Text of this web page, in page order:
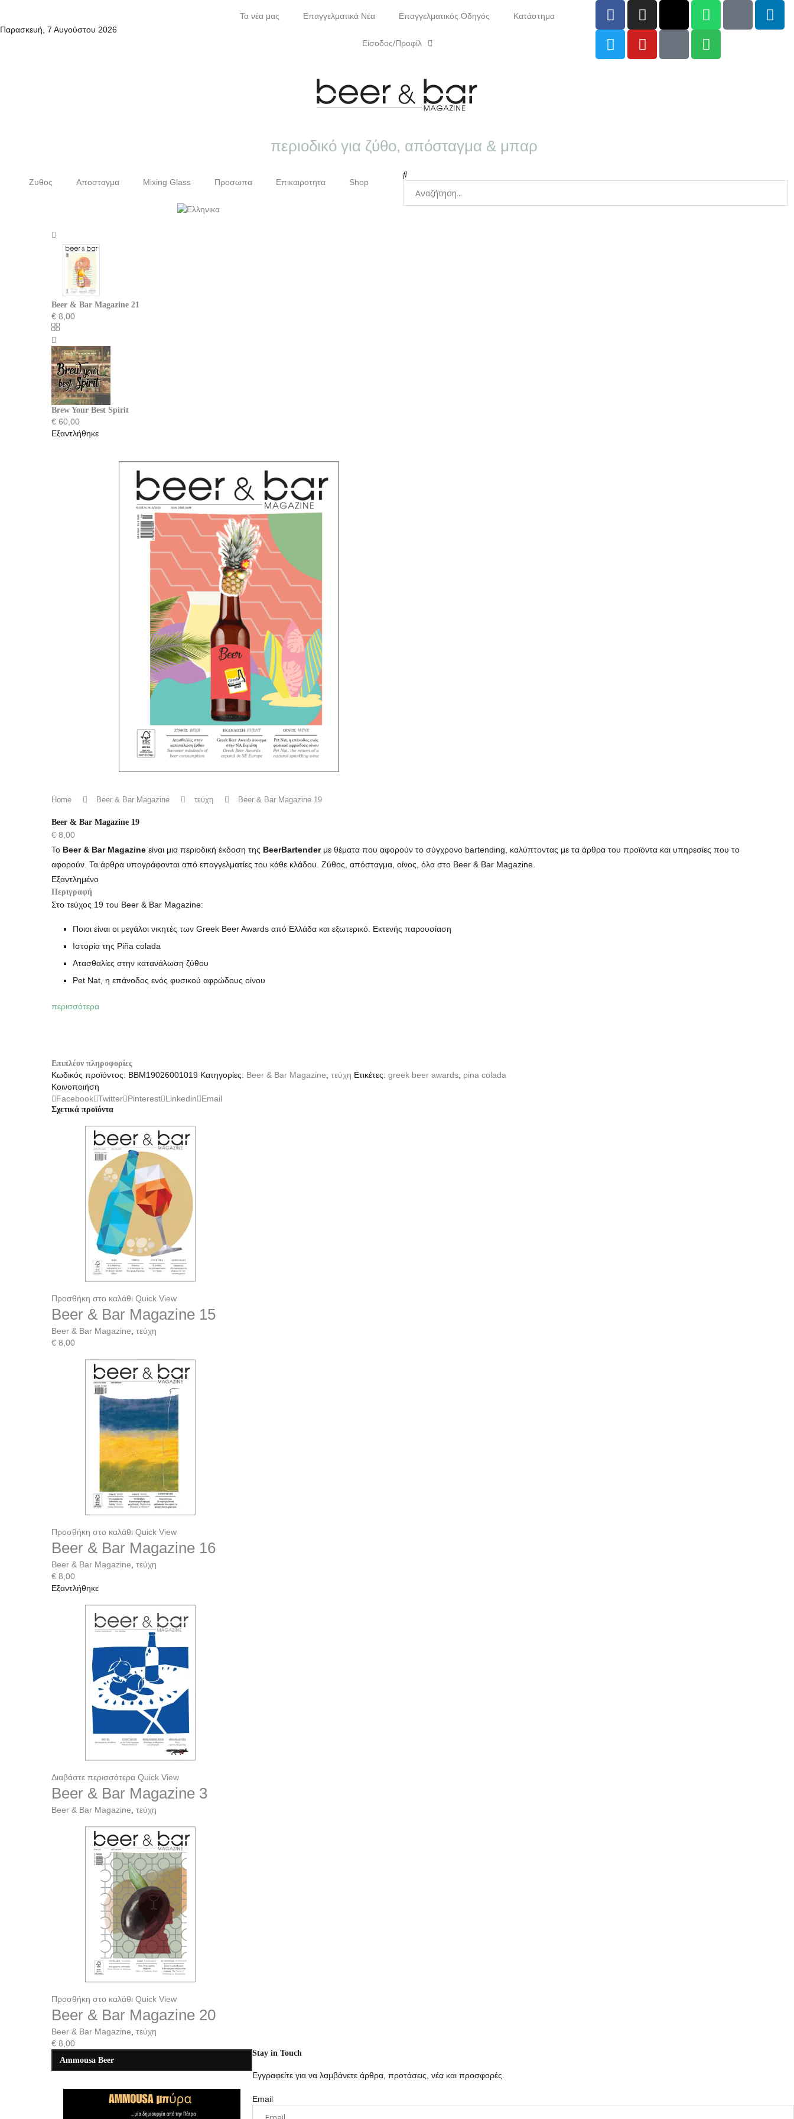
Παρασκευή, 7 Αυγούστου 2026
Τα νέα μας Επαγγελματικά Νέα Επαγγελματικός Οδηγός Κατάστημα
Είσοδος/Προφίλ
περιοδικό για ζύθο, απόσταγμα & μπαρ
Ζυθος Αποσταγμα Mixing Glass Προσωπα Επικαιροτητα Shop
Beer & Bar Magazine 21
€ 8,00
Brew Your Best Spirit
€ 60,00
Εξαντλήθηκε
Home Beer & Bar Magazine τεύχη Beer & Bar Magazine 19
Beer & Bar Magazine 19
€ 8,00
Το Beer & Bar Magazine είναι μια περιοδική έκδοση της BeerBartenderμε θέματα που αφορούν το σύγχρονο bartending, καλύπτοντας με τα άρθρα του προϊόντα και υπηρεσίες που το
αφορούν. Τα άρθρα υπογράφονται από επαγγελματίες του κάθε κλάδου. Ζύθος, απόσταγμα, οίνος, όλα στο Beer & Bar Magazine.
Εξαντλημένο
Περιγραφή
Στο τεύχος 19 του Beer & Bar Magazine:
Ποιοι είναι οι μεγάλοι νικητές των Greek Beer Awards από Ελλάδα και εξωτερικό. Εκτενής παρουσίαση
Ιστορία της Piña colada
Ατασθαλίες στην κατανάλωση ζύθου
Pet Nat, η επάνοδος ενός φυσικού αφρώδους οίνου
περισσότερα
Επιπλέον πληροφορίες
Κωδικός προϊόντος: BBM19026001019 Κατηγορίες: Beer & Bar Magazine τεύχη Ετικέτες: greek beer awards pina colada
Κοινοποιήση
Facebook Twitter Pinterest Linkedin Email
Σχετικά προϊόντα
Προσθήκη στο καλάθι Quick View
Beer & Bar Magazine 15
Beer & Bar Magazine τεύχη
€ 8,00
Προσθήκη στο καλάθι Quick View
Beer & Bar Magazine 16
Beer & Bar Magazine τεύχη
€ 8,00
Εξαντλήθηκε
Διαβάστε περισσότερα Quick View
Beer & Bar Magazine 3
Beer & Bar Magazine τεύχη
Προσθήκη στο καλάθι Quick View
Beer & Bar Magazine 20
Beer & Bar Magazine τεύχη
€ 8,00
Ammousa Beer
Stay in Touch
Εγγραφείτε για να λαμβάνετε άρθρα, προτάσεις, νέα και προσφορές.
Email